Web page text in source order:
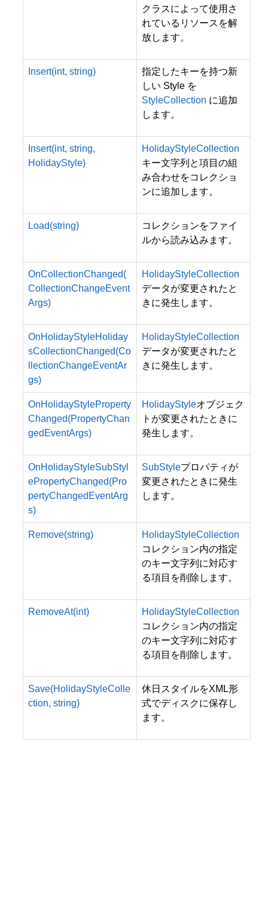
クラスによって使用さ
れているリソースを解
放します。
Insert(int, string)
指定したキーを持つ新
しい Style を
StyleCollection に追加
します。
Insert(int, string,
HolidayStyle)
HolidayStyleCollection
キー文字列と項目の組
み合わせをコレクショ
ンに追加します。
Load(string)
コレクションをファイ
ルから読み込みます。
OnCollectionChanged(
CollectionChangeEvent
Args)
HolidayStyleCollection
データが変更されたと
きに発生します。
OnHolidayStyleHoliday
sCollectionChanged(Co
llectionChangeEventAr
gs)
HolidayStyleCollection
データが変更されたと
きに発生します。
OnHolidayStyleProperty
Changed(PropertyChan
gedEventArgs)
HolidayStyleオブジェク
トが変更されたときに
発生します。
OnHolidayStyleSubStyl
ePropertyChanged(Pro
pertyChangedEventArg
s)
SubStyleプロパティが
変更されたときに発生
します。
Remove(string)
HolidayStyleCollection
コレクション内の指定
のキー文字列に対応す
る項目を削除します。
RemoveAt(int)
HolidayStyleCollection
コレクション内の指定
のキー文字列に対応す
る項目を削除します。
Save(HolidayStyleColle
ction, string)
休日スタイルをXML形
式でディスクに保存し
ます。